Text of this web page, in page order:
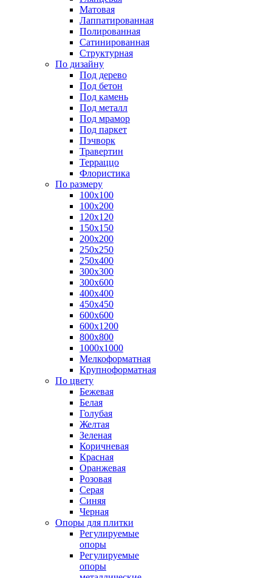
Матовая
Лаппатированная
Полированная
Сатинированная
Структурная
По дизайну
Под дерево
Под бетон
Под камень
Под металл
Под мрамор
Под паркет
Пэчворк
Травертин
Терраццо
Флористика
По размеру
100х100
100х200
120х120
150х150
200х200
250х250
250х400
300х300
300х600
400х400
450х450
600х600
600х1200
800х800
1000х1000
Мелкоформатная
Крупноформатная
По цвету
Бежевая
Белая
Голубая
Желтая
Зеленая
Коричневая
Красная
Оранжевая
Розовая
Серая
Синяя
Черная
Опоры для плитки
Регулируемые
опоры
Регулируемые
опоры